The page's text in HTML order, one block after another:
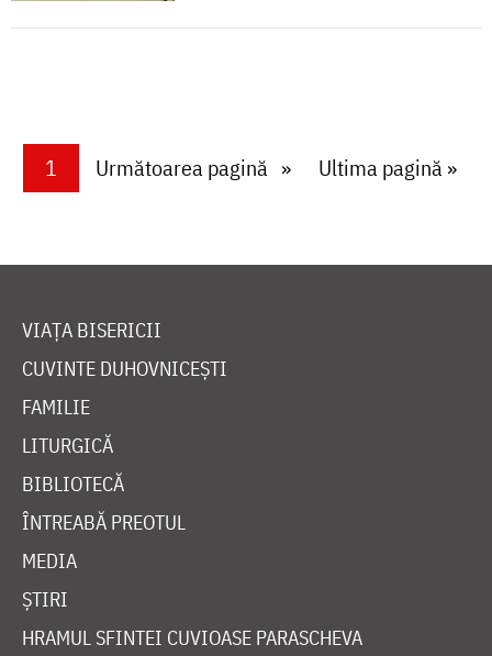
PaginareCurrent page
1 Next page
Următoarea pagină Last page
Ultima pagină »
VIAȚA BISERICII
CUVINTE DUHOVNICEȘTI
FAMILIE
LITURGICĂ
BIBLIOTECĂ
ÎNTREABĂ PREOTUL
MEDIA
ȘTIRI
HRAMUL SFINTEI CUVIOASE PARASCHEVA